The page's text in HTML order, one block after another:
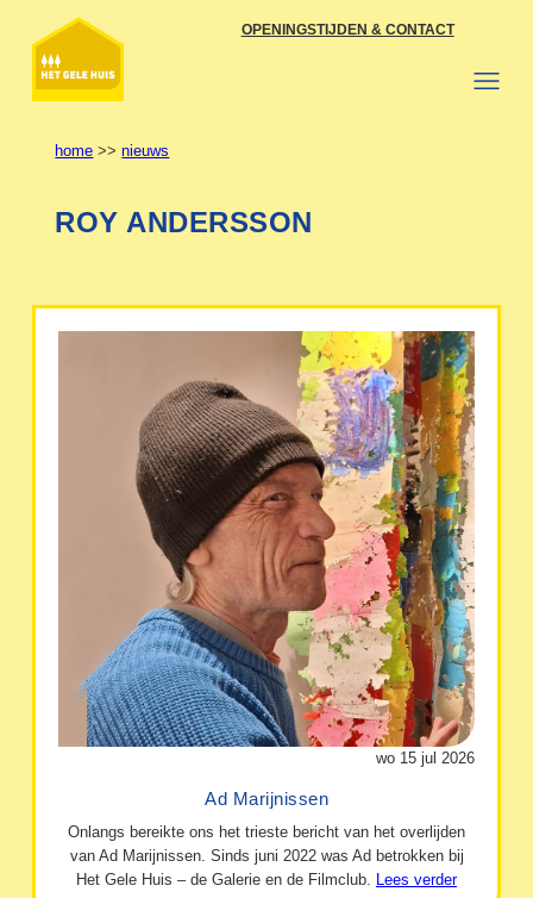
naar
inhoud
OPENINGSTIJDEN & CONTACT
home >>nieuws
ROY ANDERSSON
wo 15 jul 2026
Ad Marijnissen
Onlangs bereikte ons het trieste bericht van het overlijden
van Ad Marijnissen. Sinds juni 2022 was Ad betrokken bij
Het Gele Huis – de Galerie en de Filmclub. Lees verder